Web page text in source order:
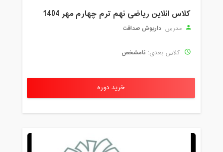
کلاس انلاین ریاضی نهم ترم چهارم مهر 1404
مدرس: داریوش صداقت
کلاس بعدی: نامشخص
خرید دوره